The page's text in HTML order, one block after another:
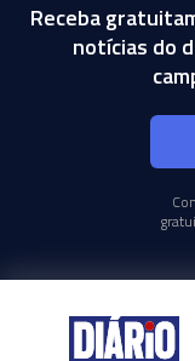
Receba
notícias do